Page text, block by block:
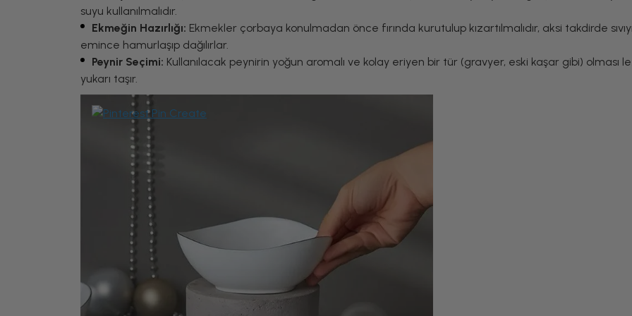
suyu kullanılmalıdır.
Ekmeğin Hazırlığı: Ekmekler çorbaya konulmadan önce fırında kurutulup kızartılmalıdır, aksi takdirde sıvıyı
emince hamurlaşıp dağılırlar.
Peynir Seçimi: Kullanılacak peynirin yoğun aromalı ve kolay eriyen bir tür (gravyer, eski kaşar gibi) olması
yukarı taşır.